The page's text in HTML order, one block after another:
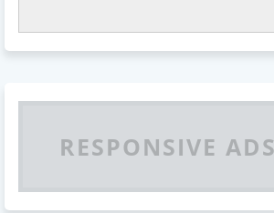
RESPONSIVE